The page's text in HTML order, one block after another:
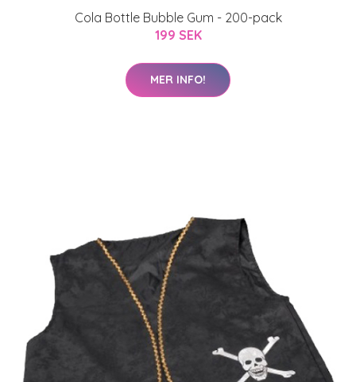
Cola Bottle Bubble Gum - 200-pack
199 SEK
MER INFO!